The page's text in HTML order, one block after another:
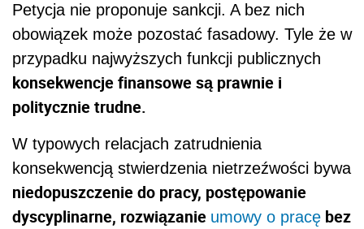
Petycja nie proponuje sankcji. A bez nich
obowiązek może pozostać fasadowy. Tyle że w
przypadku najwyższych funkcji publicznych
konsekwencje finansowe są prawnie i
politycznie trudne.
W typowych relacjach zatrudnienia
konsekwencją stwierdzenia nietrzeźwości bywa
niedopuszczenie do pracy, postępowanie
dyscyplinarne, rozwiązanie umowy o pracę bez